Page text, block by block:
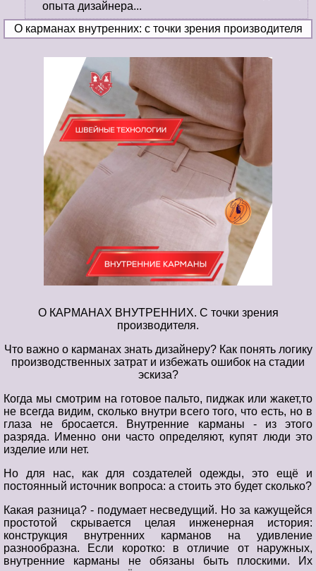
опыта дизайнера...
О карманах внутренних: с точки зрения производителя
О КАРМАНАХ ВНУТРЕННИХ. С точки зрения
производителя.
Что важно о карманах знать дизайнеру? Как понять логику
производственных затрат и избежать ошибок на стадии
эскиза?
Когда мы смотрим на готовое пальто, пиджак или жакет,то
не всегда видим, сколько внутри всего того, что есть, но в
глаза не бросается. Внутренние карманы - из этого
разряда. Именно они часто определяют, купят люди это
изделие или нет.
Но для нас, как для создателей одежды, это ещё и
постоянный источник вопроса: а стоить это будет сколько?
Какая разница? - подумает несведущий. Но за кажущейся
простотой скрывается целая инженерная история:
конструкция внутренних карманов на удивление
разнообразна. Если коротко: в отличие от наружных,
внутренние карманы не обязаны быть плоскими. Их